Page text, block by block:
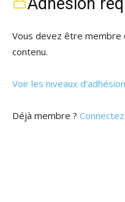
Vous devez être membre
contenu.
Voir les niveaux d’adhésion
Déjà membre ?